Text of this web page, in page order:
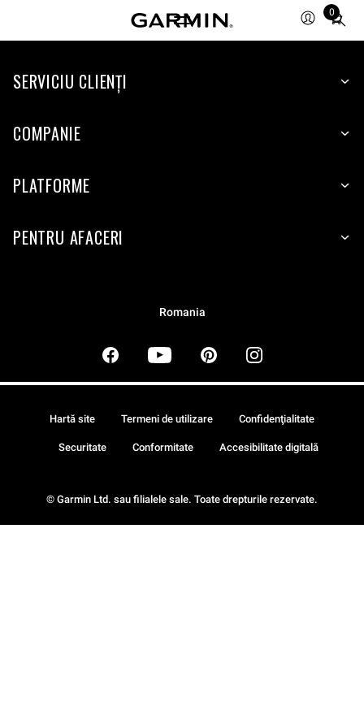
0
Total
items
cart:
SERVICIU CLIENŢI
COMPANIE
PLATFORME
PENTRU AFACERI
Romania
© Garmin Ltd. sau filialele sale. Toate drepturile rezervate.
Hartă site Termeni de utilizare Confidenţialitate
Securitate Conformitate Accesibilitate digitală